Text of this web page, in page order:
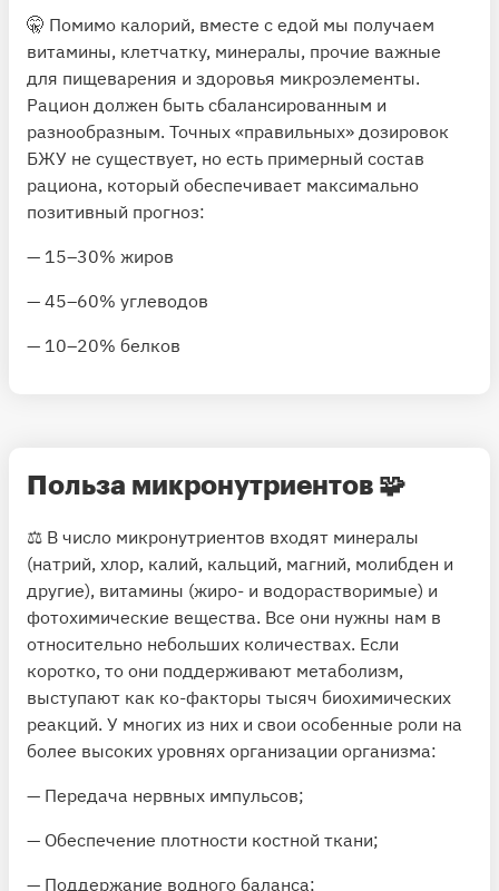
🤫 Помимо калорий, вместе с едой мы получаем
витамины, клетчатку, минералы, прочие важные
для пищеварения и здоровья микроэлементы.
Рацион должен быть сбалансированным и
разнообразным. Точных «правильных» дозировок
БЖУ не существует, но есть примерный состав
рациона, который обеспечивает максимально
позитивный прогноз:
— 15–30% жиров
— 45–60% углеводов
— 10–20% белков
Польза микронутриентов 🧩
⚖️ В число микронутриентов входят минералы
(натрий, хлор, калий, кальций, магний, молибден и
другие), витамины (жиро- и водорастворимые) и
фотохимические вещества. Все они нужны нам в
относительно небольших количествах. Если
коротко, то они поддерживают метаболизм,
выступают как ко-факторы тысяч биохимических
реакций. У многих из них и свои особенные роли на
более высоких уровнях организации организма:
— Передача нервных импульсов;
— Обеспечение плотности костной ткани;
— Поддержание водного баланса;